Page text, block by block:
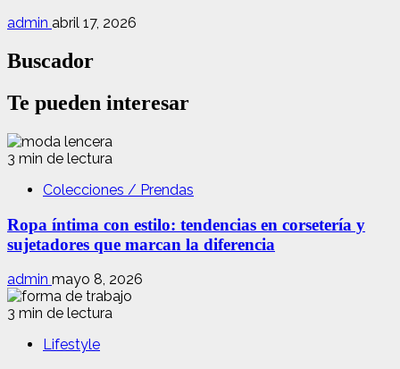
admin abril 17, 2026
Buscador
Te pueden interesar
3 min de lectura
Colecciones / Prendas
Ropa íntima con estilo: tendencias en corsetería y
sujetadores que marcan la diferencia
admin mayo 8, 2026
3 min de lectura
Lifestyle